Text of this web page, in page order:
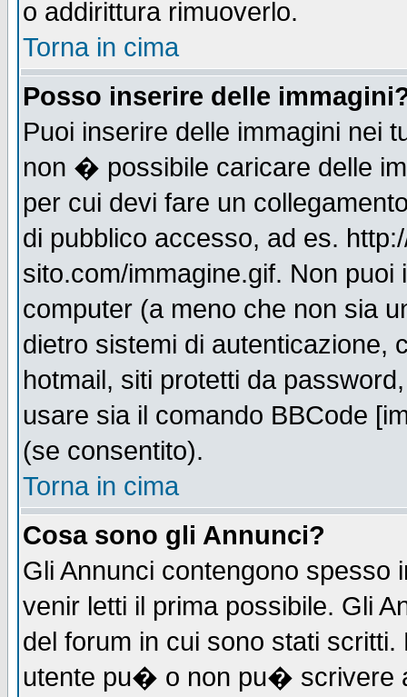
o addirittura rimuoverlo.
Torna in cima
Posso inserire delle
Puoi inserire delle immagini nei
non � possibile caricare delle
per cui devi fare un
di pubblico accesso, ad es.
sito.com/immagine.gif. Non
computer (a meno che non sia
dietro sistemi di autenticazione,
hotmail, siti protetti da
usare sia il comando BBCode
(se consentito).
Torna in cima
Cosa sono gli Annunci?
Gli Annunci contengono spesso
venir letti il prima possibile. Gli
del forum in cui sono stati
utente pu� o non pu� scrivere